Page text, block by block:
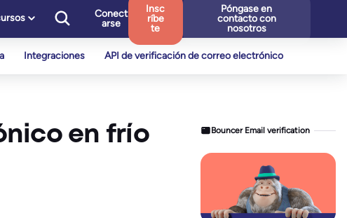
Conect
arse
Insc
ríbe
te
Póngase en
contacto con
nosotros
Integraciones API de verificación de correo electrónico
en frío
Bouncer Email verification